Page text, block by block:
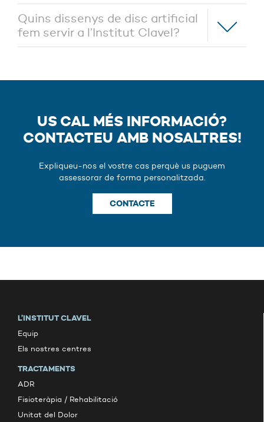
Quins dissenys de disc artificial
fem servir a l’Institut Clavel?
US CAL MÉS INFORMACIÓ?
CONTACTEU AMB NOSALTRES!
Expliqueu-nos el vostre cas perquè us puguem
assessorar de forma personalitzada.
CONTACTE
L’INSTITUT CLAVEL
Equip
Els nostres centres
TRACTAMENTS
ADR
Fisioteràpia / Rehabilitació
Unitat del Dolor